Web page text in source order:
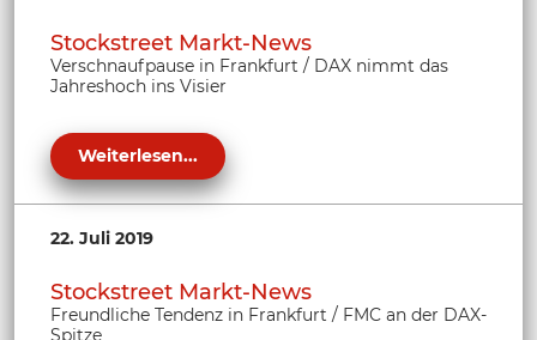
Stockstreet Markt-News
Verschnaufpause in Frankfurt / DAX nimmt das
Jahreshoch ins Visier
Weiterlesen...
22. Juli 2019
Stockstreet Markt-News
Freundliche Tendenz in Frankfurt / FMC an der DAX-
Spitze